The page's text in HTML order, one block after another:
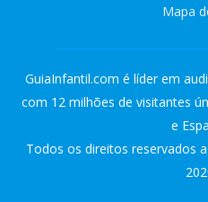
Mapa
GuiaInfantil.com é líder em
com 12 milhões de visitantes
e
Todos os direitos reservados